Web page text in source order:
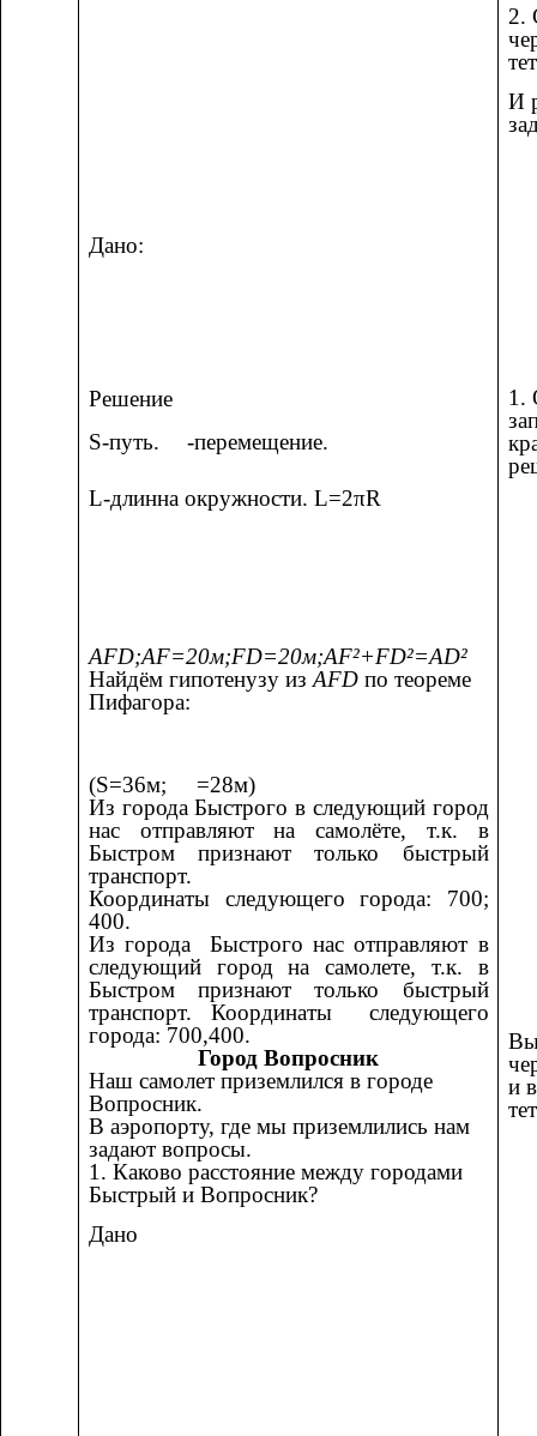
Дано:
Решение
S-путь.
-перемещение.
L-длинна окружности. L=2πR
AFD;AF=20м;FD=20м;AF²+FD²=AD²
Найдём гипотенузу из AFD по теореме
Пифагора:
(S=36м;
=28м)
Из города Быстрого в следующий город
нас отправляют на самолёте, т.к. в
Быстром признают только быстрый
транспорт.
Координаты следующего города: 700;
400.
Из города Быстрого нас отправляют в
следующий город на самолете, т.к. в
Быстром признают только быстрый
транспорт. Координаты следующего
города: 700,400.
Город Вопросник
Наш самолет приземлился в городе
Вопросник.
В аэропорту, где мы приземлились нам
задают вопросы.
1. Каково расстояние между городами
Быстрый и Вопросник?
Дано
2.
И
1.
и